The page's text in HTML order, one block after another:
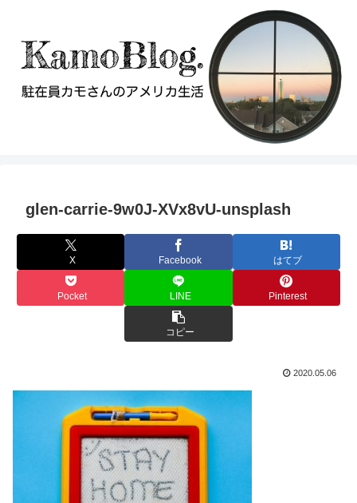
glen-carrie-9w0J-XVx8vU-unsplash
X Facebook はてブ
Pocket LINE Pinterest
コピー
2020.05.06